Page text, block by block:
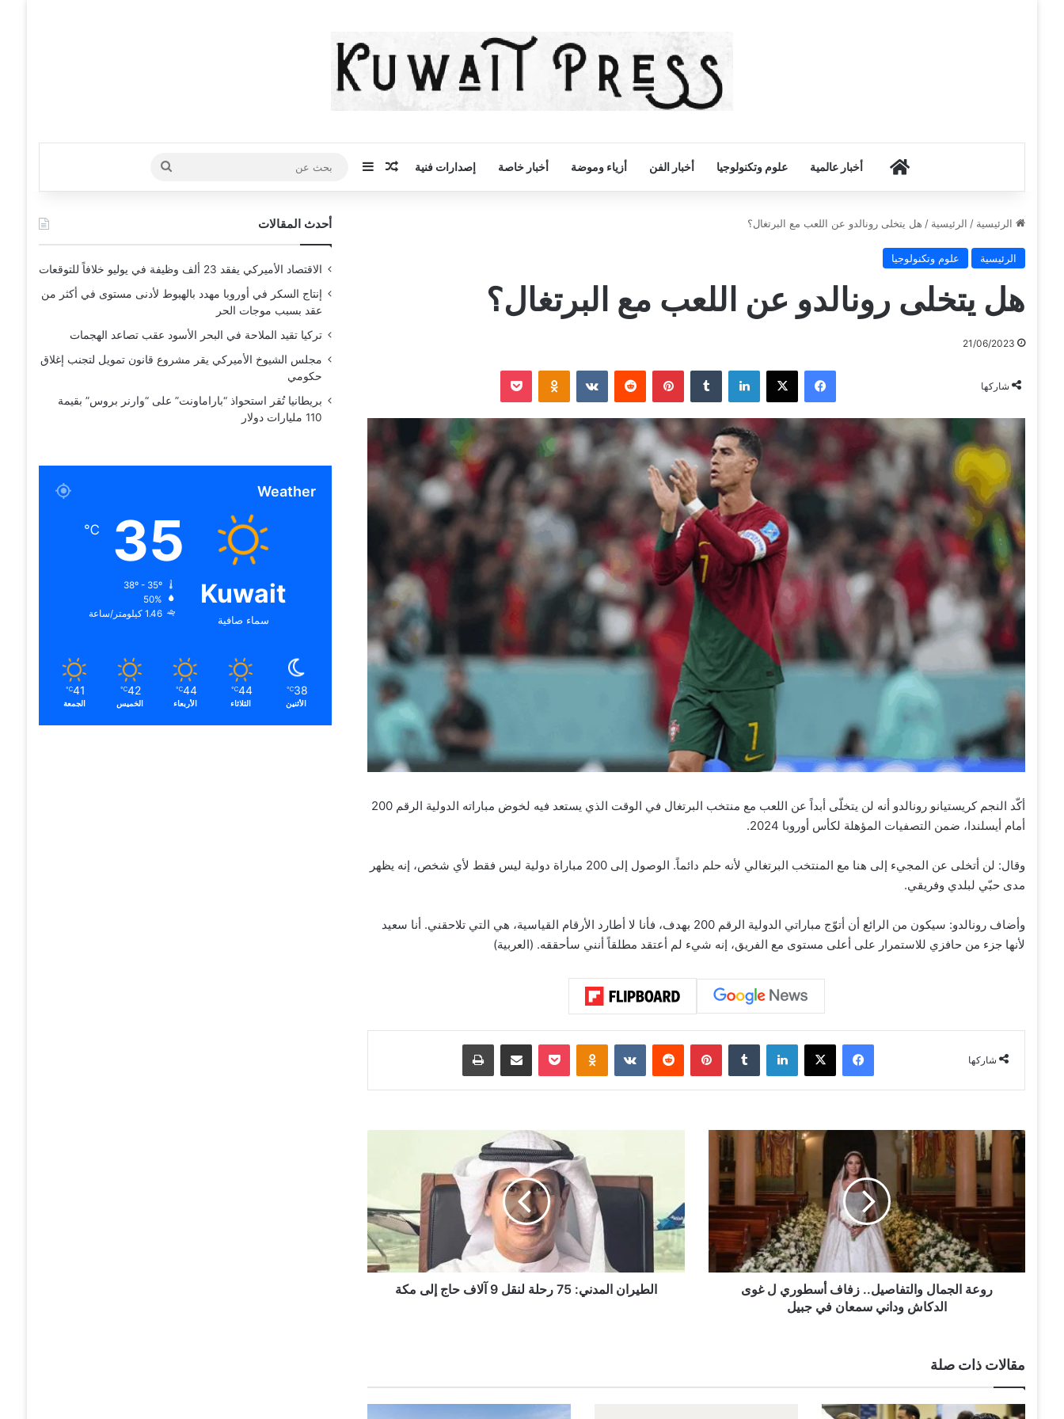
أخبار الكويت
أخبار عالمية علوم وتكنولوجيا أخبار الفن أزياء وموضة أخبار خاصة إصدارات فنية مقال عشوائي
إضافة عمود جانبي
بحث
عن
الرئيسية / الرئيسية / هل يتخلى رونالدو عن اللعب مع البرتغال؟
الرئيسية علوم وتكنولوجيا
هل يتخلى رونالدو عن اللعب مع البرتغال؟
21/06/2023
شاركها
فيسبوك ‫X لينكدإن ‏Tumblr بينتيريست ‏Reddit
‏VKontakte
Odnoklassniki
‫Pocket
أكّد النجم كريستيانو رونالدو أنه لن يتخلّى أبداً عن اللعب مع منتخب البرتغال في الوقت الذي يستعد فيه لخوض مباراته الدولية الرقم 200
أمام أيسلندا، ضمن التصفيات المؤهلة لكأس أوروبا 2024.
وقال: لن أتخلى عن المجيء إلى هنا مع المنتخب البرتغالي لأنه حلم دائماً. الوصول إلى 200 مباراة دولية ليس فقط لأي شخص، إنه يظهر
مدى حبّي لبلدي وفريقي.
وأضاف رونالدو: سيكون من الرائع أن أتوّج مباراتي الدولية الرقم 200 بهدف، فأنا لا أطارد الأرقام القياسية، هي التي تلاحقني. أنا سعيد
لأنها جزء من حافزي للاستمرار على أعلى مستوى مع الفريق، إنه شيء لم أعتقد مطلقاً أنني سأحققه. (العربية)
شاركها
فيسبوك ‫X لينكدإن ‏Tumblr بينتيريست ‏Reddit
‏VKontakte
Odnoklassniki
‫Pocket مشاركة عبر البريد طباعة
ر
و
ع
ج
ا
ف
ا
ص
روعة الجمال والتفاصيل.. زفاف أسطوري ل غوى
الدكاش وداني سمعان في جبيل
ر
ا
ن
ا
ل
5
الطيران المدني: 75 رحلة لنقل 9 آلاف حاج إلى مكة
مقالات ذات صلة
أحدث المقالات
الاقتصاد الأميركي يفقد 23 ألف وظيفة في يوليو خلافاً للتوقعات
إنتاج السكر في أوروبا مهدد بالهبوط لأدنى مستوى في أكثر من
عقد بسبب موجات الحر
تركيا تقيد الملاحة في البحر الأسود عقب تصاعد الهجمات
مجلس الشيوخ الأميركي يقر مشروع قانون تمويل لتجنب إغلاق
حكومي
بريطانيا تُقر استحواذ “باراماونت” على “وارنر بروس” بقيمة
110 مليارات دولار
Weather
Kuwait
سماء صافية
35
℃
50%
1.46 كيلومتر/ساعة
38
℃
الأثنين
44
℃
الثلاثاء
44
℃
الأربعاء
42
℃
الخميس
41
℃
الجمعة